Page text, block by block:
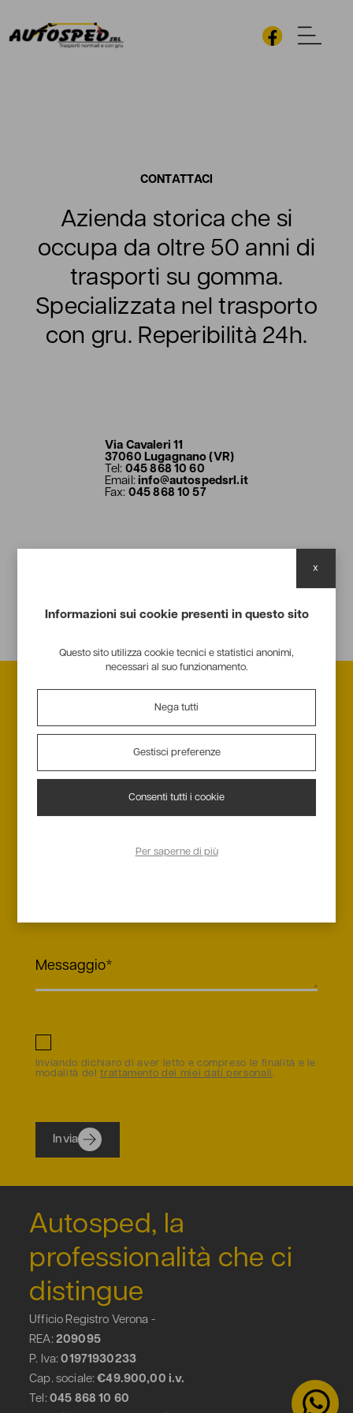
CONTATTACI
Azienda storica che si
occupa da oltre 50 anni di
trasporti su gomma.
Specializzata nel trasporto
con gru. Reperibilità 24h.
Via Cavaleri 11
37060 Lugagnano (VR)
Tel: 045 868 10 60
Email:info@autospedsrl.it
Fax: 045 868 10 57
Vuoi avere più
informazioni?
Inviando dichiaro di aver letto e compreso le finalità e le
modalità deltrattamento dei miei dati personali.
Invia
Autosped, la
professionalità che ci
distingue
Ufficio Registro Verona -
REA: 209095
P. Iva:01971930233
Cap. sociale:€49.900,00 i.v.
Tel: 045 868 10 60
Informazioni sui cookie presenti in questo sito
Questo sito utilizza cookie tecnici e statistici anonimi,
necessari al suo funzionamento.
Nega tutti
Gestisci preferenze
Consenti tutti i cookie
Per saperne di più
x